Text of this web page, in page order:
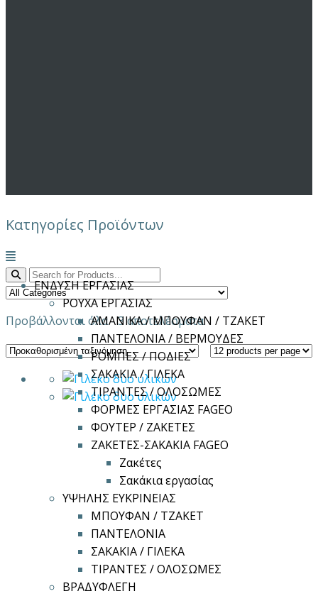
Κατηγορίες Προϊόντων
Μενού
ΕΝΔΥΣΗ ΕΡΓΑΣΙΑΣ
ΡΟΥΧΑ ΕΡΓΑΣΙΑΣ
ΑΜΑΝΙΚΑ / ΜΠΟΥΦΑΝ / ΤΖΑΚΕΤ
ΠΑΝΤΕΛΟΝΙΑ / ΒΕΡΜΟΥΔΕΣ
ΡΟΜΠΕΣ / ΠΟΔΙΕΣ
ΣΑΚΑΚΙΑ / ΓΙΛΕΚΑ
ΤΙΡΑΝΤΕΣ / ΟΛΟΣΩΜΕΣ
ΦΟΡΜΕΣ ΕΡΓΑΣΙΑΣ FAGEO
ΦΟΥΤΕΡ / ΖΑΚΕΤΕΣ
ΖΑΚΕΤΕΣ-ΣΑΚΑΚΙΑ FAGEO
Ζακέτες
Σακάκια εργασίας
ΥΨΗΛΗΣ ΕΥΚΡΙΝΕΙΑΣ
ΜΠΟΥΦΑΝ / ΤΖΑΚΕΤ
ΠΑΝΤΕΛΟΝΙΑ
ΣΑΚΑΚΙΑ / ΓΙΛΕΚΑ
ΤΙΡΑΝΤΕΣ / ΟΛΟΣΩΜΕΣ
ΒΡΑΔΥΦΛΕΓΗ
Προβάλλονται όλα - 3 αποτελέσματα